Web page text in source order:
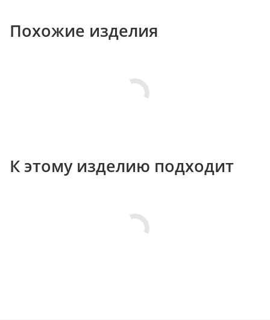
Похожие изделия
К этому изделию подходит